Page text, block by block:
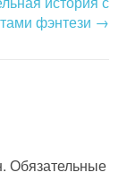
фэнтези →
Обязательные